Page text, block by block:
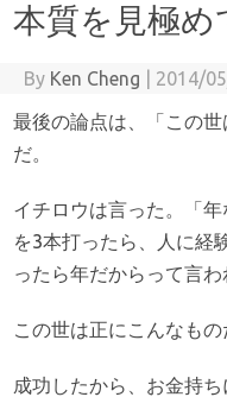
本質を見極め
By Ken Cheng
2014/
最後の論点は、「この
だ。
イチロウは言った。「
を3本打ったら、人に経
ったら年だからって言わ
この世は正にこんなもの
成功したから、お金持